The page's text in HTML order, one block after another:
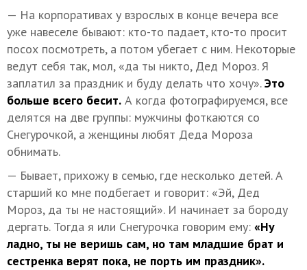
— На корпоративах у взрослых в конце вечера все
уже навеселе бывают: кто-то падает, кто-то просит
посох посмотреть, а потом убегает с ним. Некоторые
ведут себя так, мол, «да ты никто, Дед Мороз. Я
заплатил за праздник и буду делать что хочу».Это
больше всего бесит. А когда фотографируемся, все
делятся на две группы: мужчины фоткаются со
Снегурочкой, а женщины любят Деда Мороза
обнимать.
— Бывает, прихожу в семью, где несколько детей. А
старший ко мне подбегает и говорит: «Эй, Дед
Мороз, да ты не настоящий». И начинает за бороду
дергать. Тогда я или Снегурочка говорим ему: «Ну
ладно, ты не веришь сам, но там младшие брат и
сестренка верят пока, не порть им праздник».